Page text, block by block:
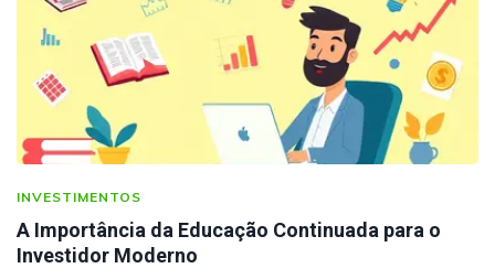
INVESTIMENTOS
A Importância da Educação Continuada para o
Investidor Moderno